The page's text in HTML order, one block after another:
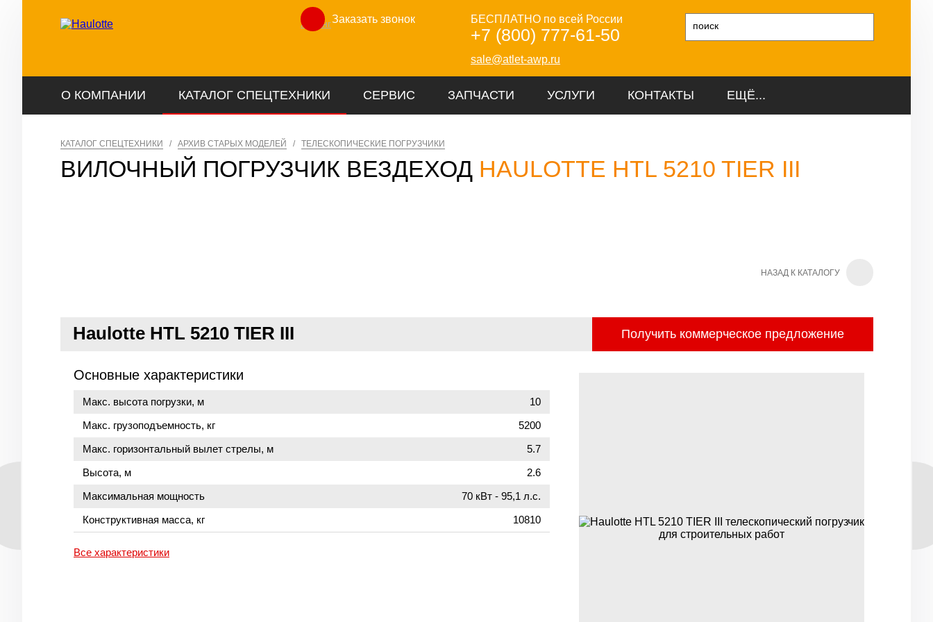
ЛизингЗаказать звонок БЕСПЛАТНО по всей России
+7 (800) 777-61-50
sale@atlet-awp.ru
О КОМПАНИИ КАТАЛОГ СПЕЦТЕХНИКИ СЕРВИС ЗАПЧАСТИ УСЛУГИ КОНТАКТЫ ЕЩЁ...
КАТАЛОГ СПЕЦТЕХНИКИ / АРХИВ СТАРЫХ МОДЕЛЕЙ / ТЕЛЕСКОПИЧЕСКИЕ ПОГРУЗЧИКИ
ВИЛОЧНЫЙ ПОГРУЗЧИК ВЕЗДЕХОД HAULOTTE HTL 5210 TIER III
НАЗАД К КАТАЛОГУ
Haulotte HTL 5210 TIER III Получить коммерческое предложение
Основные характеристики
Макс. высота погрузки, м
10
Макс. грузоподъемность, кг
5200
Макс. горизонтальный вылет стрелы, м
5.7
Высота, м
2.6
Максимальная мощность
70 кВт - 95,1 л.с.
Конструктивная масса, кг
10810
Все характеристики